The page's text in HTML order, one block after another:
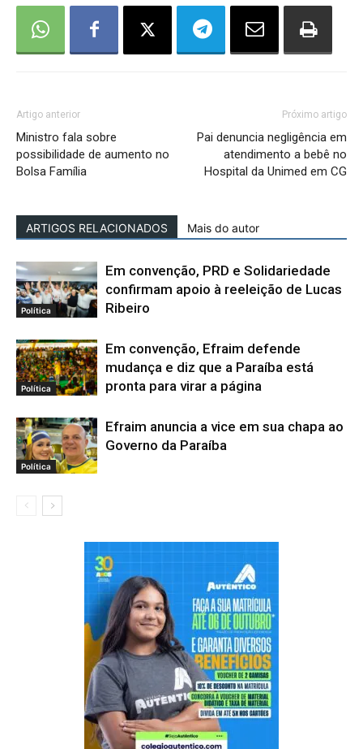
Artigo anterior
Ministro fala sobre
possibilidade de aumento no
Bolsa Família
Próximo artigo
Pai denuncia negligência em
atendimento a bebê no
Hospital da Unimed em CG
ARTIGOS RELACIONADOS Mais do autor
Política
Em convenção, PRD e Solidariedade
confirmam apoio à reeleição de Lucas
Ribeiro
Política
Em convenção, Efraim defende
mudança e diz que a Paraíba está
pronta para virar a página
Política
Efraim anuncia a vice em sua chapa ao
Governo da Paraíba